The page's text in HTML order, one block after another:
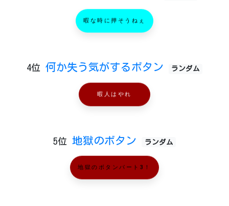
暇な時に押そうねぇ
4位 何か失う気がするボタン ランダム
暇人はやれ
5位 地獄のボタン ランダム
地獄のボタンパート3！